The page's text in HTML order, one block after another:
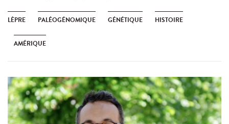
LÈPRE PALÉOGÉNOMIQUE GÉNÉTIQUE HISTOIRE
AMÉRIQUE